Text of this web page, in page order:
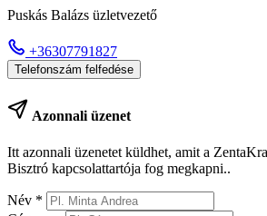
Puskás Balázs üzletvezető
+36307791827
Telefonszám felfedése
Azonnali üzenet
Itt azonnali üzenetet küldhet, amit a
Bisztró kapcsolattartója fog megkapni..
Név *